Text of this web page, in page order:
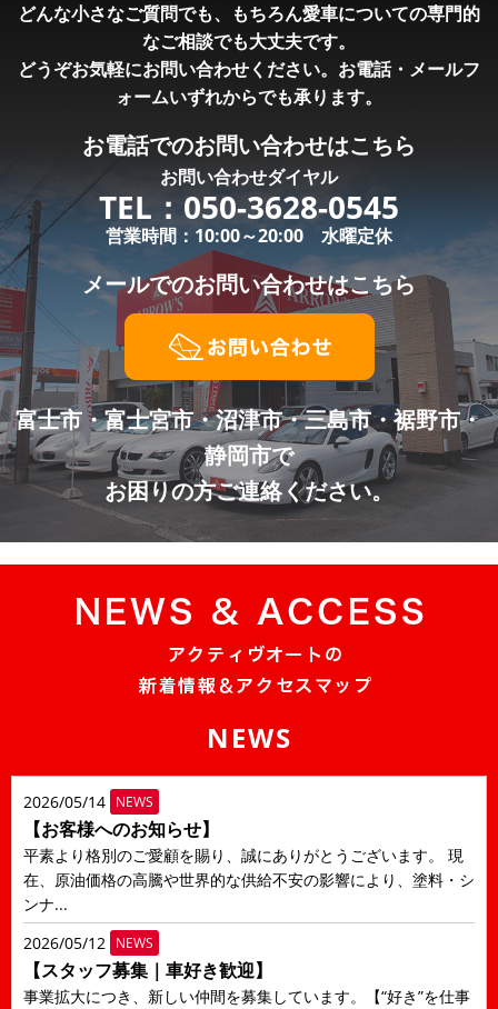
どんな小さなご質問でも、もちろん愛車についての専門的
なご相談でも大丈夫です。
どうぞお気軽にお問い合わせください。お電話・メールフ
ォームいずれからでも承ります。
お電話でのお問い合わせはこちら
お問い合わせダイヤル
TEL： 050-3628-0545
営業時間：10:00～20:00 水曜定休
メールでのお問い合わせはこちら
富士市・富士宮市・沼津市・三島市・裾野市・
静岡市で
お困りの方ご連絡ください。
NEWS
2026/05/14 NEWS
【お客様へのお知らせ】
平素より格別のご愛顧を賜り、誠にありがとうございます。 現
在、原油価格の高騰や世界的な供給不安の影響により、塗料・シ
ンナ...
2026/05/12 NEWS
【スタッフ募集｜車好き歓迎】
事業拡大につき、新しい仲間を募集しています。【“好き”を仕事